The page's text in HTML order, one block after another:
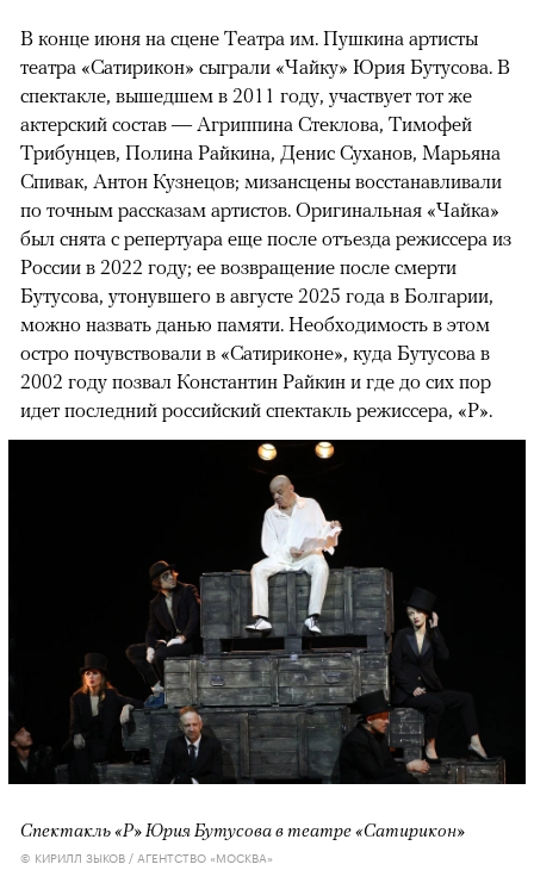
В конце июня на сцене Театра им. Пушкина артисты
театра «Сатирикон» сыграли «Чайку» Юрия Бутусова. В
спектакле, вышедшем в 2011 году, участвует тот же
актерский состав — Агриппина Стеклова, Тимофей
Трибунцев, Полина Райкина, Денис Суханов, Марьяна
Спивак, Антон Кузнецов; мизансцены восстанавливали
по точным рассказам артистов. Оригинальная «Чайка»
был снята с репертуара еще после отъезда режиссера из
России в 2022 году; ее возвращение после смерти
Бутусова, утонувшего в августе 2025 года в Болгарии,
можно назвать данью памяти. Необходимость в этом
остро почувствовали в «Сатириконе», куда Бутусова в
2002 году позвал Константин Райкин и где до сих пор
идет последний российский спектакль режиссера, «Р».
Спектакль «Р» Юрия Бутусова в театре «Сатирикон»
© КИРИЛЛ ЗЫКОВ / АГЕНТСТВО «МОСКВА»